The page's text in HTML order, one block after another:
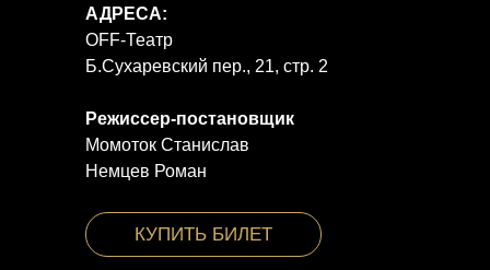
АДРЕСА:
OFF-Театр
Б.Сухаревский пер., 21, стр. 2
Режиссер-постановщик
Момоток Станислав
Немцев Роман
КУПИТЬ БИЛЕТ